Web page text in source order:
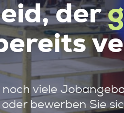
der
viele
oder bewerben Sie